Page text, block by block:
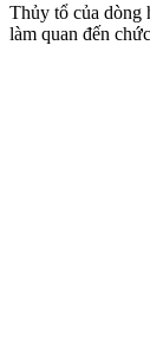
Thủy tổ của dòng
làm quan đến